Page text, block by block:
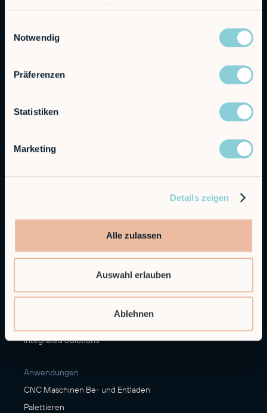
Notwendig
Präferenzen
Statistiken
Marketing
Details zeigen
Alle zulassen
Auswahl erlauben
Ablehnen
Augustenstraße 12
Allgemeine Anfragen
Kontakt Vertrieb
Lösungen
Integrated Solutions
Anwendungen
CNC Maschinen Be- und Entladen
Palettieren